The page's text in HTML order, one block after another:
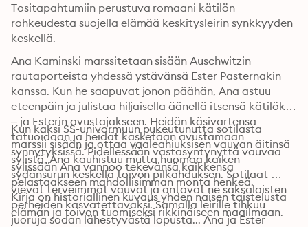
Tositapahtumiin perustuva romaani kätilön
rohkeudesta suojella elämää keskitysleirin synkkyyden
keskellä.
Ana Kaminski marssitetaan sisään Auschwitzin
rautaporteista yhdessä ystävänsä Ester Pasternakin
kanssa. Kun he saapuvat jonon päähän, Ana astuu
eteenpäin ja julistaa hiljaisella äänellä itsensä kätilöksi
– ja Esterin avustajakseen. Heidän käsivartensa
tatuoidaan ja heidät käsketään avustamaan
synnytyksissä. Pidellessään vastasyntynyttä vauvaa
sylissään Ana vannoo tekevänsä kaikkensa
pelastaakseen mahdollisimman monta henkeä.
Kun kaksi SS-univormuun pukeutunutta sotilasta
marssii sisään ja ottaa vaaleahiuksisen vauvan äitinsä
sylistä, Ana kauhistuu mutta huomaa kaiken
sydänsurun keskellä toivon pilkahduksen. Sotilaat
vievät terveimmät vauvat ja antavat ne saksalaisten
perheiden kasvatettavaksi. Samalla leirille tihkuu
juoruja sodan lähestyvästä lopusta... Ana ja Ester
Kirja on historiallinen kuvaus yhden naisen taistelusta
elämän ja toivon tuomiseksi rikkinäiseen maailmaan.